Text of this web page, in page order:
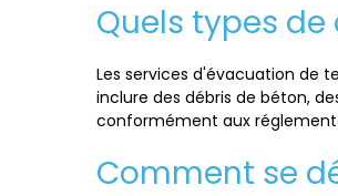
Quels types
Les services d'évacuation de
inclure des débris de béton,
conformément aux
Comment se